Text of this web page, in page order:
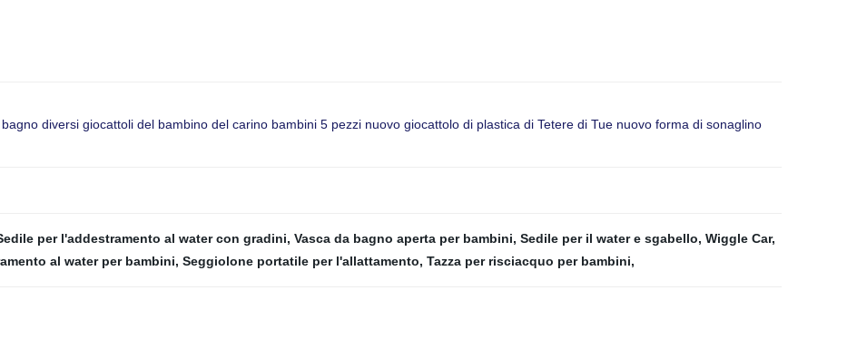
diversi giocattoli del bambino del carino bambini 5 pezzi nuovo giocattolo di plastica di Tetere di Tue nuovo forma di sonaglino
per l'addestramento al water con gradini, Vasca da bagno aperta per bambini, Sedile per il water e sgabello, Wiggle Car,
al water per bambini, Seggiolone portatile per l'allattamento, Tazza per risciacquo per bambini,